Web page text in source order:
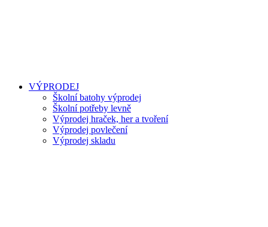
VÝPRODEJ
Školní batohy výprodej
Školní potřeby levně
Výprodej hraček, her a tvoření
Výprodej povlečení
Výprodej skladu